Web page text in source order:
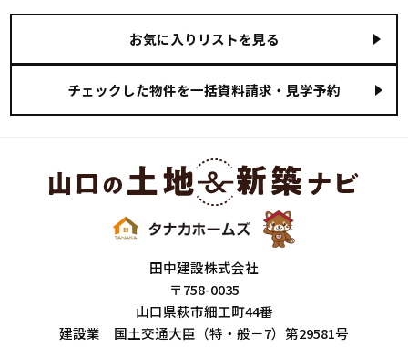
お気に入りリストを見る
田中建設株式会社
〒758-0035
山口県萩市細工町44番
建設業 国土交通大臣（特・般－7）第29581号